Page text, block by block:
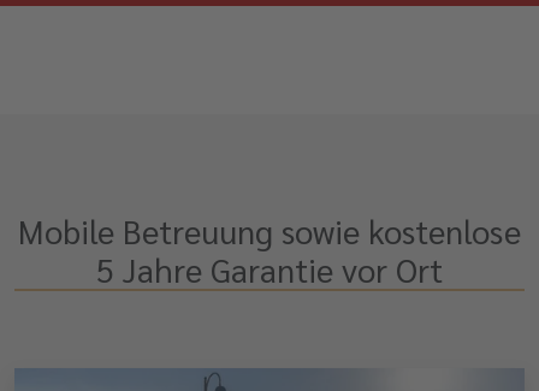
Mobile Betreuung sowie kostenlose
5 Jahre Garantie vor Ort